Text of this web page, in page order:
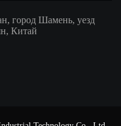
город Шамень, уезд
Китай